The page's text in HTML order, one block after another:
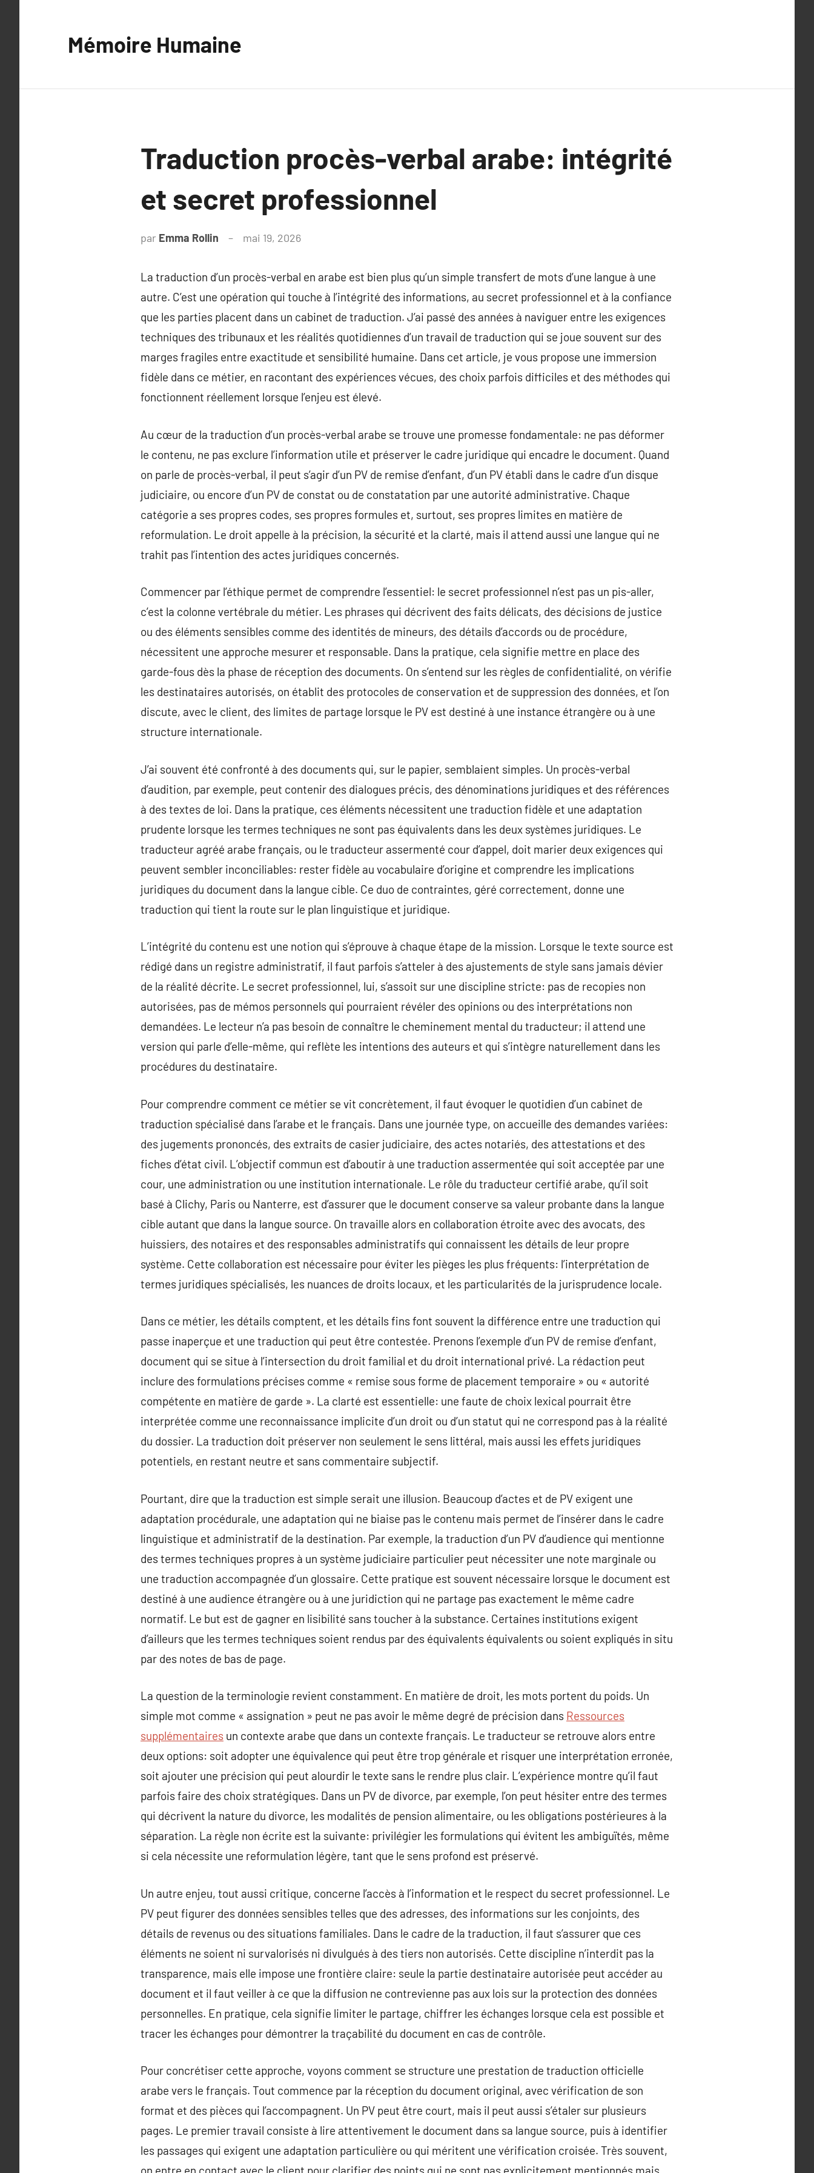
Mémoire Humaine
Traduction procès-verbal arabe: intégrité
et secret professionnel
par Emma Rollin mai 19, 2026
La traduction d’un procès-verbal en arabe est bien plus qu’un simple transfert de mots d’une langue à une
autre. C’est une opération qui touche à l’intégrité des informations, au secret professionnel et à la confiance
que les parties placent dans un cabinet de traduction. J’ai passé des années à naviguer entre les exigences
techniques des tribunaux et les réalités quotidiennes d’un travail de traduction qui se joue souvent sur des
marges fragiles entre exactitude et sensibilité humaine. Dans cet article, je vous propose une immersion
fidèle dans ce métier, en racontant des expériences vécues, des choix parfois difficiles et des méthodes qui
fonctionnent réellement lorsque l’enjeu est élevé.
Au cœur de la traduction d’un procès-verbal arabe se trouve une promesse fondamentale: ne pas déformer
le contenu, ne pas exclure l’information utile et préserver le cadre juridique qui encadre le document. Quand
on parle de procès-verbal, il peut s’agir d’un PV de remise d’enfant, d’un PV établi dans le cadre d’un disque
judiciaire, ou encore d’un PV de constat ou de constatation par une autorité administrative. Chaque
catégorie a ses propres codes, ses propres formules et, surtout, ses propres limites en matière de
reformulation. Le droit appelle à la précision, la sécurité et la clarté, mais il attend aussi une langue qui ne
trahit pas l’intention des actes juridiques concernés.
Commencer par l’éthique permet de comprendre l’essentiel: le secret professionnel n’est pas un pis-aller,
c’est la colonne vertébrale du métier. Les phrases qui décrivent des faits délicats, des décisions de justice
ou des éléments sensibles comme des identités de mineurs, des détails d’accords ou de procédure,
nécessitent une approche mesurer et responsable. Dans la pratique, cela signifie mettre en place des
garde-fous dès la phase de réception des documents. On s’entend sur les règles de confidentialité, on vérifie
les destinataires autorisés, on établit des protocoles de conservation et de suppression des données, et l’on
discute, avec le client, des limites de partage lorsque le PV est destiné à une instance étrangère ou à une
structure internationale.
J’ai souvent été confronté à des documents qui, sur le papier, semblaient simples. Un procès-verbal
d’audition, par exemple, peut contenir des dialogues précis, des dénominations juridiques et des références
à des textes de loi. Dans la pratique, ces éléments nécessitent une traduction fidèle et une adaptation
prudente lorsque les termes techniques ne sont pas équivalents dans les deux systèmes juridiques. Le
traducteur agréé arabe français, ou le traducteur assermenté cour d’appel, doit marier deux exigences qui
peuvent sembler inconciliables: rester fidèle au vocabulaire d’origine et comprendre les implications
juridiques du document dans la langue cible. Ce duo de contraintes, géré correctement, donne une
traduction qui tient la route sur le plan linguistique et juridique.
L’intégrité du contenu est une notion qui s’éprouve à chaque étape de la mission. Lorsque le texte source est
rédigé dans un registre administratif, il faut parfois s’atteler à des ajustements de style sans jamais dévier
de la réalité décrite. Le secret professionnel, lui, s’assoit sur une discipline stricte: pas de recopies non
autorisées, pas de mémos personnels qui pourraient révéler des opinions ou des interprétations non
demandées. Le lecteur n’a pas besoin de connaître le cheminement mental du traducteur; il attend une
version qui parle d’elle-même, qui reflète les intentions des auteurs et qui s’intègre naturellement dans les
procédures du destinataire.
Pour comprendre comment ce métier se vit concrètement, il faut évoquer le quotidien d’un cabinet de
traduction spécialisé dans l’arabe et le français. Dans une journée type, on accueille des demandes variées:
des jugements prononcés, des extraits de casier judiciaire, des actes notariés, des attestations et des
fiches d’état civil. L’objectif commun est d’aboutir à une traduction assermentée qui soit acceptée par une
cour, une administration ou une institution internationale. Le rôle du traducteur certifié arabe, qu’il soit
basé à Clichy, Paris ou Nanterre, est d’assurer que le document conserve sa valeur probante dans la langue
cible autant que dans la langue source. On travaille alors en collaboration étroite avec des avocats, des
huissiers, des notaires et des responsables administratifs qui connaissent les détails de leur propre
système. Cette collaboration est nécessaire pour éviter les pièges les plus fréquents: l’interprétation de
termes juridiques spécialisés, les nuances de droits locaux, et les particularités de la jurisprudence locale.
Dans ce métier, les détails comptent, et les détails fins font souvent la différence entre une traduction qui
passe inaperçue et une traduction qui peut être contestée. Prenons l’exemple d’un PV de remise d’enfant,
document qui se situe à l’intersection du droit familial et du droit international privé. La rédaction peut
inclure des formulations précises comme « remise sous forme de placement temporaire » ou « autorité
compétente en matière de garde ». La clarté est essentielle: une faute de choix lexical pourrait être
interprétée comme une reconnaissance implicite d’un droit ou d’un statut qui ne correspond pas à la réalité
du dossier. La traduction doit préserver non seulement le sens littéral, mais aussi les effets juridiques
potentiels, en restant neutre et sans commentaire subjectif.
Pourtant, dire que la traduction est simple serait une illusion. Beaucoup d’actes et de PV exigent une
adaptation procédurale, une adaptation qui ne biaise pas le contenu mais permet de l’insérer dans le cadre
linguistique et administratif de la destination. Par exemple, la traduction d’un PV d’audience qui mentionne
des termes techniques propres à un système judiciaire particulier peut nécessiter une note marginale ou
une traduction accompagnée d’un glossaire. Cette pratique est souvent nécessaire lorsque le document est
destiné à une audience étrangère ou à une juridiction qui ne partage pas exactement le même cadre
normatif. Le but est de gagner en lisibilité sans toucher à la substance. Certaines institutions exigent
d’ailleurs que les termes techniques soient rendus par des équivalents équivalents ou soient expliqués in situ
par des notes de bas de page.
La question de la terminologie revient constamment. En matière de droit, les mots portent du poids. Un
simple mot comme « assignation » peut ne pas avoir le même degré de précision dans Ressources
supplémentaires un contexte arabe que dans un contexte français. Le traducteur se retrouve alors entre
deux options: soit adopter une équivalence qui peut être trop générale et risquer une interprétation erronée,
soit ajouter une précision qui peut alourdir le texte sans le rendre plus clair. L’expérience montre qu’il faut
parfois faire des choix stratégiques. Dans un PV de divorce, par exemple, l’on peut hésiter entre des termes
qui décrivent la nature du divorce, les modalités de pension alimentaire, ou les obligations postérieures à la
séparation. La règle non écrite est la suivante: privilégier les formulations qui évitent les ambiguïtés, même
si cela nécessite une reformulation légère, tant que le sens profond est préservé.
Un autre enjeu, tout aussi critique, concerne l’accès à l’information et le respect du secret professionnel. Le
PV peut figurer des données sensibles telles que des adresses, des informations sur les conjoints, des
détails de revenus ou des situations familiales. Dans le cadre de la traduction, il faut s’assurer que ces
éléments ne soient ni survalorisés ni divulgués à des tiers non autorisés. Cette discipline n’interdit pas la
transparence, mais elle impose une frontière claire: seule la partie destinataire autorisée peut accéder au
document et il faut veiller à ce que la diffusion ne contrevienne pas aux lois sur la protection des données
personnelles. En pratique, cela signifie limiter le partage, chiffrer les échanges lorsque cela est possible et
tracer les échanges pour démontrer la traçabilité du document en cas de contrôle.
Pour concrétiser cette approche, voyons comment se structure une prestation de traduction officielle
arabe vers le français. Tout commence par la réception du document original, avec vérification de son
format et des pièces qui l’accompagnent. Un PV peut être court, mais il peut aussi s’étaler sur plusieurs
pages. Le premier travail consiste à lire attentivement le document dans sa langue source, puis à identifier
les passages qui exigent une adaptation particulière ou qui méritent une vérification croisée. Très souvent,